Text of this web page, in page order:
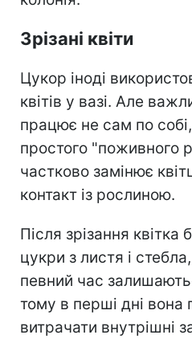
Зрізані квіти
Цукор іноді
квітів у вазі. Але
працює не сам по
простого "поживного
частково замінює
контакт із рослиною.
Після зрізання
цукри з листя і
певний час
тому в перші дні
витрачати внутрішні